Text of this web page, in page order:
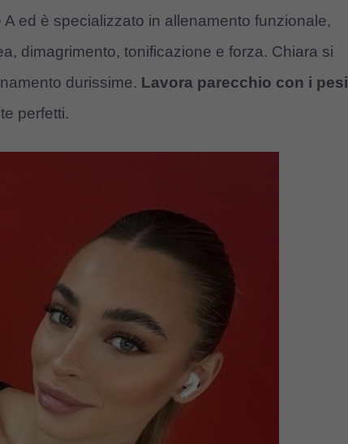
ed è specializzato in allenamento funzionale,
dimagrimento, tonificazione e forza. Chiara si
durissime. Lavora parecchio con i pesi
perfetti.